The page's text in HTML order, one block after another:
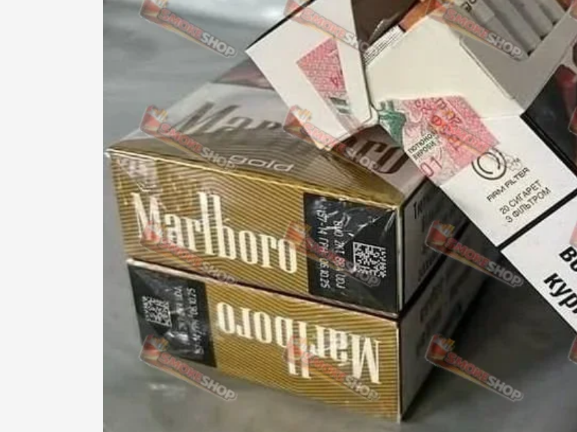
Monte Carlo
Sobranie
L&M
TOBACCO Lux
CHAPMAN
Frida
King
Marvel
Акциз UA
Капсула (вкус)
Manchester
Nistru
Leana
Montecristo
ASTRU